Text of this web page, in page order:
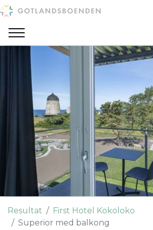
Resultat
First Hotel Kokoloko
Superior med balkong